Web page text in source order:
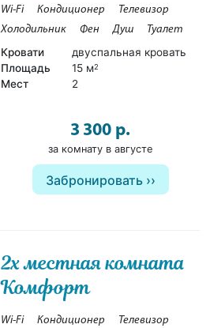
Wi-Fi Кондиционер
Телевизор
Холодильник
Фен Душ Туалет
Кровати
двуспальная кровать
Площадь
15 м2
Мест 2
3 300 р.
за комнату в августе
Забронировать
2х местная комната
Комфорт
Wi-Fi Кондиционер
Телевизор